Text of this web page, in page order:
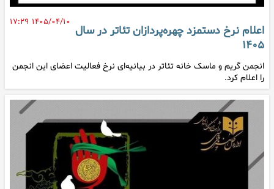
۱۴۰۵/۰۴/۱۰ ۱۷:۲۹
اعلام نرخ دستمزد چهره‌پردازان تئاتر در سال
۱۴۰۵
انجمن گریم و ماسک خانه تئاتر در بیانیه‌ای نرخ فعالیت اعضای این انجمن
را اعلام کرد.